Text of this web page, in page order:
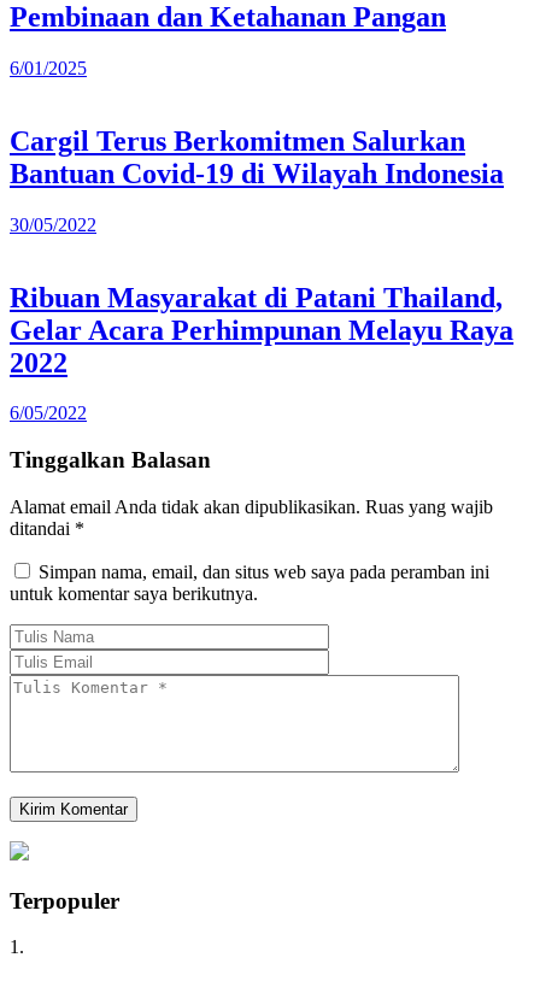
Pembinaan dan Ketahanan Pangan
6/01/2025
Cargil Terus Berkomitmen Salurkan
Bantuan Covid-19 di Wilayah Indonesia
30/05/2022
Ribuan Masyarakat di Patani Thailand,
Gelar Acara Perhimpunan Melayu Raya
2022
6/05/2022
Tinggalkan Balasan
Alamat email Anda tidak akan dipublikasikan. Ruas yang wajib
ditandai *
Simpan nama, email, dan situs web saya pada peramban ini
untuk komentar saya berikutnya.
Terpopuler
1.